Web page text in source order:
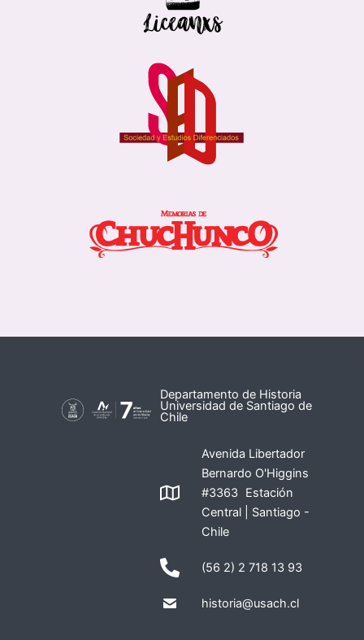
Departamento de Historia
Universidad de Santiago de
Chile
Avenida Libertador
Bernardo O'Higgins
#3363 Estación
Central | Santiago -
Chile
(56 2) 2 718 13 93
historia@usach.cl